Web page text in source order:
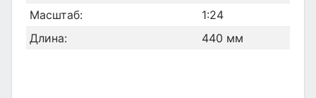
Масштаб:
1:24
Длина:
440 мм